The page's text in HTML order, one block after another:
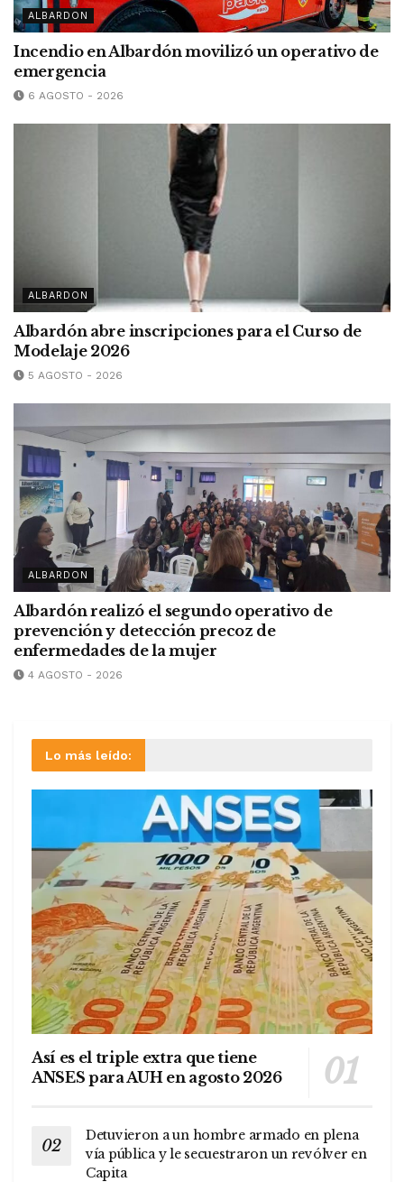
ALBARDON
Incendio en Albardón movilizó un operativo de
emergencia
6 AGOSTO - 2026
ALBARDON
Albardón abre inscripciones para el Curso de
Modelaje 2026
5 AGOSTO - 2026
ALBARDON
Albardón realizó el segundo operativo de
prevención y detección precoz de
enfermedades de la mujer
4 AGOSTO - 2026
Lo más leído:
Así es el triple extra que tiene
ANSES para AUH en agosto 2026
Detuvieron a un hombre armado en plena
vía pública y le secuestraron un revólver en
Capita